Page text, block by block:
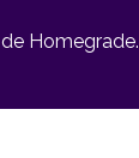
Homegrade.